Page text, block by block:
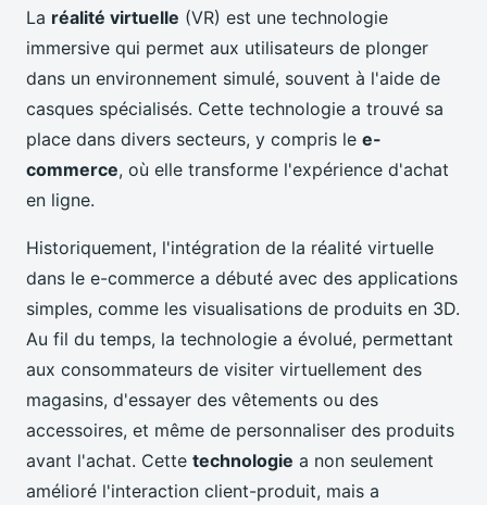
La réalité virtuelle (VR) est une technologie
immersive qui permet aux utilisateurs de plonger
dans un environnement simulé, souvent à l'aide de
casques spécialisés. Cette technologie a trouvé sa
place dans divers secteurs, y compris le e-
commerce, où elle transforme l'expérience d'achat
en ligne.
Historiquement, l'intégration de la réalité virtuelle
dans le e-commerce a débuté avec des applications
simples, comme les visualisations de produits en 3D.
Au fil du temps, la technologie a évolué, permettant
aux consommateurs de visiter virtuellement des
magasins, d'essayer des vêtements ou des
accessoires, et même de personnaliser des produits
avant l'achat. Cette technologie a non seulement
amélioré l'interaction client-produit, mais a